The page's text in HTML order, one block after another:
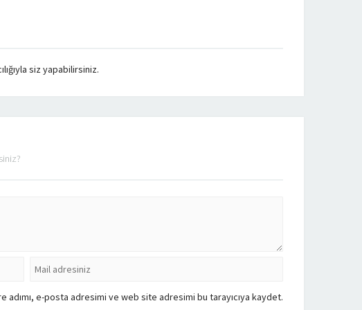
siz yapabilirsiniz.
adımı, e-posta adresimi ve web site adresimi bu tarayıcıya kaydet.